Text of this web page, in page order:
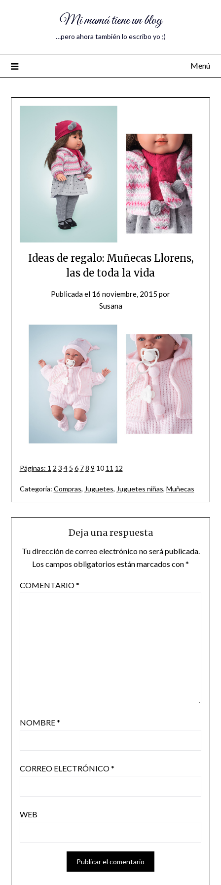
Mi mamá tiene un blog
…pero ahora también lo escribo yo ;)
Menú
Ideas de regalo: Muñecas Llorens,
las de toda la vida
Publicada el 16 noviembre, 2015 por
Susana
Páginas: 1 2 3 4 5 6 7 8 9 10 11 12
Categoría: Compras, Juguetes, Juguetes niñas, Muñecas
Deja una respuesta
Tu dirección de correo electrónico no será publicada.
Los campos obligatorios están marcados con*
COMENTARIO*
NOMBRE*
CORREO ELECTRÓNICO*
WEB